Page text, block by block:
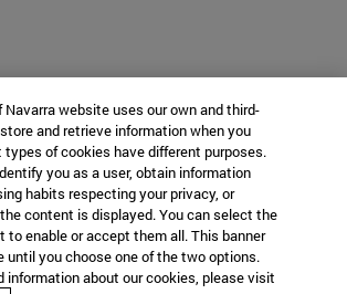
website uses our own and third-
and retrieve information when you
types of cookies have different purposes.
you as a user, obtain information
habits respecting your privacy, or
content is displayed. You can select the
to enable or accept them all. This banner
until you choose one of the two options.
information about our cookies, please visit